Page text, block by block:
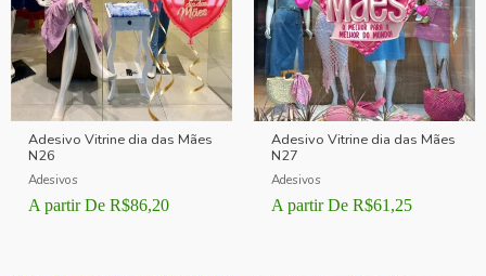
Adesivo Vitrine dia das Mães
N26
Adesivos
A partir De R$86,20
Adesivo Vitrine dia das Mães
N27
Adesivos
A partir De R$61,25